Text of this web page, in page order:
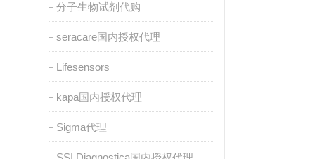
分子生物试剂代购
seracare国内授权代理
Lifesensors
kapa国内授权代理
Sigma代理